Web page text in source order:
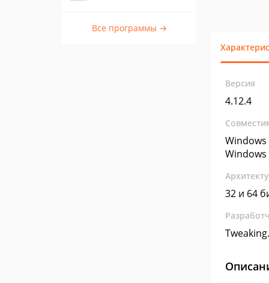
Все программы →
Версия
4.12.4
Windows
Windows
32 и 64